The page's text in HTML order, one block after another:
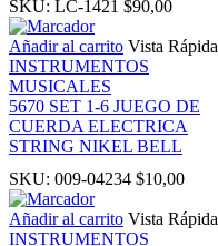
Panel
Panel
Panel
SKU: LC-1421 $90,00
Añadir al carrito Vista Rápida
INSTRUMENTOS
MUSICALES
5670 SET 1-6 JUEGO DE
CUERDA ELECTRICA
STRING NIKEL BELL
SKU: 009-04234 $10,00
Añadir al carrito Vista Rápida
INSTRUMENTOS